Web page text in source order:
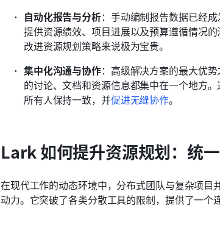
自动化报告与分析：手动编制报告数据已经
提供资源绩效、项目进展以及预算遵循情况
改进资源规划策略来说极为宝贵。
集中化沟通与协作：高级解决方案的最大优
的讨论、文档和资源信息都集中在一个地方
所有人保持一致，并促进无缝协作。
Lark 如何提升资源规划：统
在现代工作的动态环境中，分布式团队与复杂项目
动力。它突破了各类分散工具的限制，提供了一个